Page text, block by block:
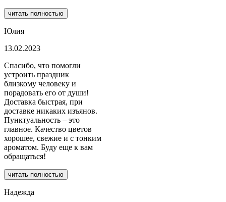
читать полностью
Юлия
13.02.2023
Спасибо, что помогли
устроить праздник
близкому человеку и
порадовать его от души!
Доставка быстрая, при
доставке никаких изъянов.
Пунктуальность – это
главное. Качество цветов
хорошее, свежие и с тонким
ароматом. Буду еще к вам
обращаться!
читать полностью
Надежда